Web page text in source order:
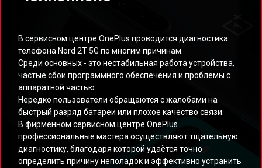
В сервисном центре OnePlus проводится диагностика
телефона Nord 2T 5G по многим причинам.
Среди основных - это нестабильная работа устройства,
частые сбои программного обеспечения и проблемы с
аппаратной частью.
Нередко пользователи обращаются с жалобами на
быстрый разряд батареи или плохое качество связи.
В фирменном сервисном центре OnePlus
профессиональные мастера осуществляют тщательную
диагностику, благодаря которой удаётся точно
определить причину неполадок и эффективно устранить